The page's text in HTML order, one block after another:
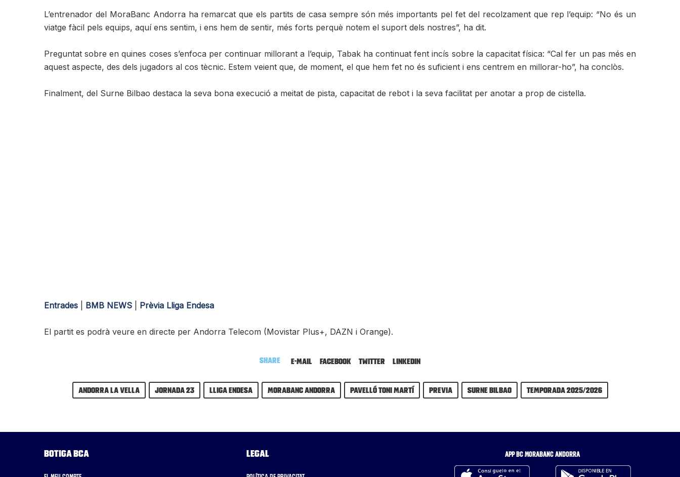
L’entrenador del MoraBanc Andorra ha remarcat que els partits de casa sempre són més importants pel fet del recolzament que rep l’equip: “No és un
viatge fàcil pels equips, aquí ens sentim, i ens hem de sentir, més forts perquè notem el suport dels nostres”, ha dit.
Preguntat sobre en quines coses s’enfoca per continuar millorant a l’equip, Tabak ha continuat fent incís sobre la capacitat física: “Cal fer un pas més en
aquest aspecte, des dels jugadors al cos tècnic. Estem veient que, de moment, el que hem fet no és suficient i ens centrem en millorar-ho”, ha conclòs.
Finalment, del Surne Bilbao destaca la seva bona execució a meitat de pista, capacitat de rebot i la seva facilitat per anotar a prop de cistella.
Entrades BMB NEWS Prèvia Lliga Endesa
El partit es podrà veure en directe per Andorra Telecom (Movistar Plus+, DAZN i Orange).
Share E-mail Facebook Twitter LinkedIn
Andorra la Vella Jornada 23 Lliga Endesa MoraBanc Andorra Pavelló Toni Martí previa Surne Bilbao Temporada 2025/2026
Botiga BCA Legal APP BC MORABANC ANDORRA